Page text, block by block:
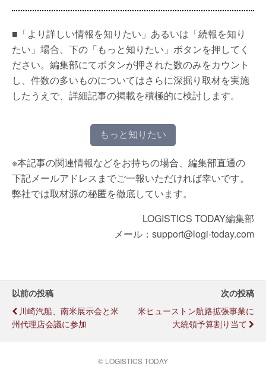
■「より詳しい情報を知りたい」あるいは「続報を知り
たい」場合、下の「もっと知りたい」ボタンを押してく
ださい。編集部にてボタンが押された数のみをカウント
し、件数の多いものについてはさらに深掘り取材を実施
したうえで、詳細記事の掲載を積極的に検討します。
もっと知りたい
※本記事の関連情報などをお持ちの場合、編集部直通の
下記メールアドレスまでご一報いただければ幸いです。
弊社では取材源の秘匿を徹底しています。
LOGISTICS TODAY編集部
メール：support@logi-today.com
以前の投稿
川崎汽船、南米展示会と米
州代理店会議に参加
次の投稿
米ヒューストン航路拡張事業に
大統領予算割り当て
© LOGISTICS TODAY